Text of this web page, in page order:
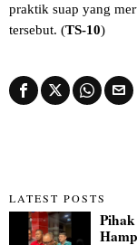
praktik suap yang
tersebut. (TS-10)
LATEST POSTS